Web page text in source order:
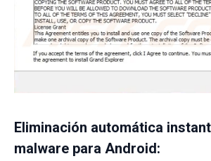
Eliminación automática
malware para Android: